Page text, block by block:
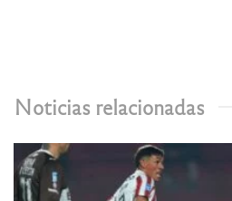
Noticias relacionadas